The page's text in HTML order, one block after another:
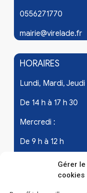
Gérer
cookies
0556271770
mairie@virelade.fr
HORAIRES
Lundi, Mardi,
De 14 h à 17 h 30
Mercredi :
De 9 h à 12 h
Samedi - les 1er
De 9 h à 12 h